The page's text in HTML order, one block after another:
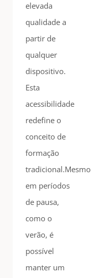
elevada
qualidade a
partir de
qualquer
dispositivo.
Esta
acessibilidade
redefine o
conceito de
formação
tradicional.Mesmo
em períodos
de pausa,
como o
verão, é
possível
manter um